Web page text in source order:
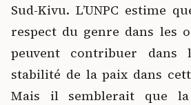
Sud-Kivu. L’UNPC estime
respect du genre dans les
peuvent contribuer
stabilité de la paix dans
Mais il semblerait que la